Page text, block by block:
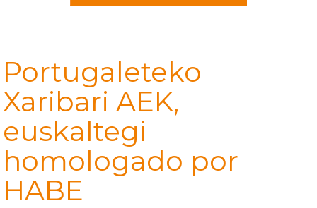
Portugaleteko
Xaribari AEK,
euskaltegi
homologado por
HABE